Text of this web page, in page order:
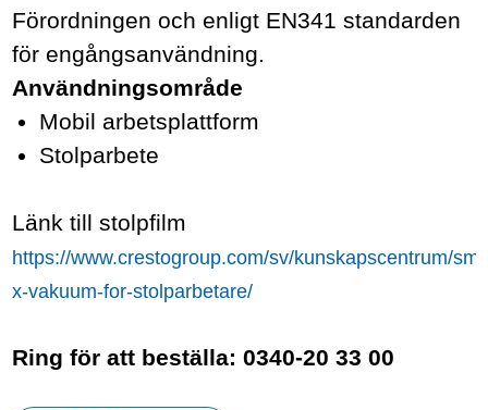
Förordningen och enligt EN341 standarden
för engångsanvändning.
Användningsområde
Mobil arbetsplattform
Stolparbete
Länk till stolpfilm
https://www.crestogroup.com/sv/kunskapscentrum/
x-vakuum-for-stolparbetare/
Ring för att beställa: 0340-20 33 00